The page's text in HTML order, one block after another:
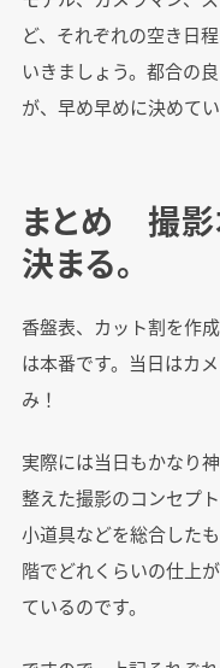
ど、それぞれの空き日
いきましょう。都合の
が、早め早めに決めてい
まとめ 撮影
決まる。
香盤表、カット割を作
は本番です。当日はカ
み！
実際には当日もかなり
整えた撮影のコンセプ
小道具などを総合した
階でどれくらいの仕上
ているのです。